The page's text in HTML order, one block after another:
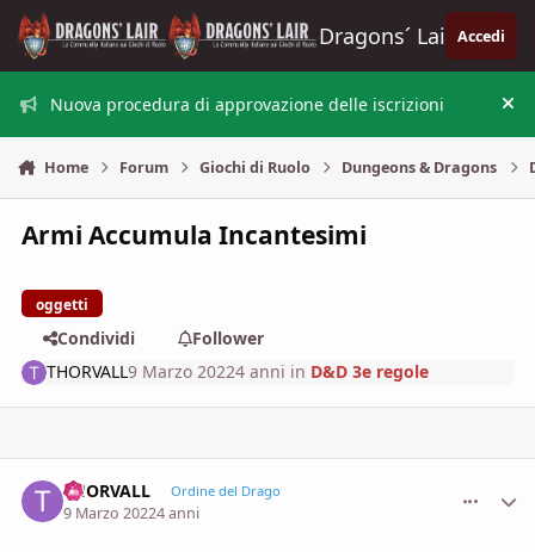
Vai al contenuto
Dragons´ Lair Accedi
Nuova procedura di approvazione delle iscrizioni
Home Forum Giochi di Ruolo Dungeons & Dragons
Armi Accumula Incantesimi
oggetti
Condividi
Follower
THORVALL9 Marzo 20224 anni in D&D 3e regole
THORVALL Ordine del Drago
9 Marzo 20224 anni